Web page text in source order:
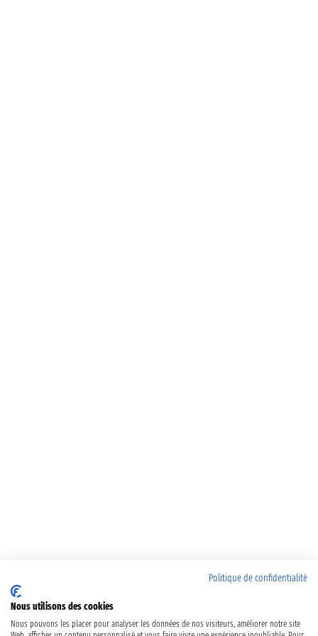
Politique de confidentialité
Nous utilisons des cookies
Nous pouvons les placer pour analyser les données de nos visiteurs, améliorer notre site